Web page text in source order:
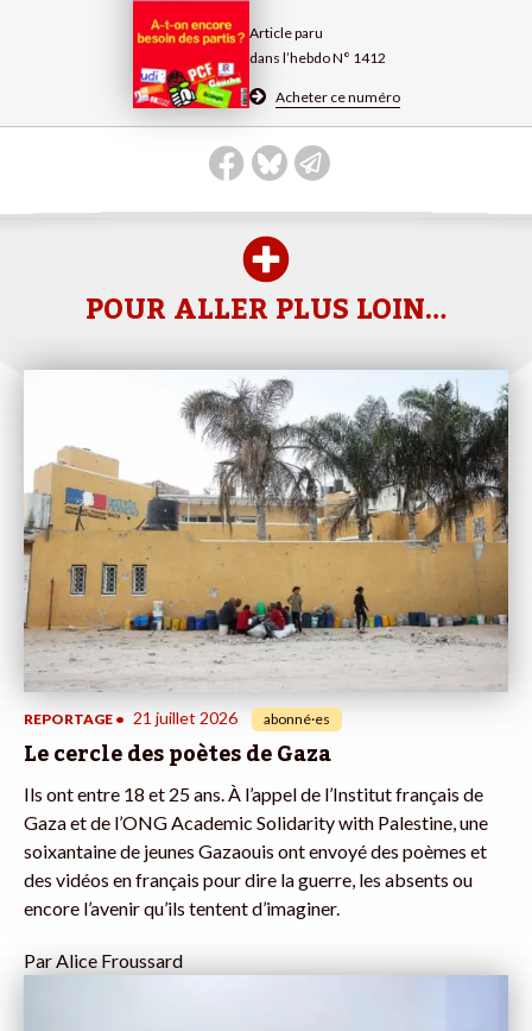
Article paru
dans l’hebdo N° 1412
Acheter ce numéro
POUR ALLER PLUS LOIN…
REPORTAGE • 21 juillet 2026 abonné·es
Le cercle des poètes de Gaza
Ils ont entre 18 et 25 ans. À l’appel de l’Institut français de
Gaza et de l’ONG Academic Solidarity with Palestine, une
soixantaine de jeunes Gazaouis ont envoyé des poèmes et
des vidéos en français pour dire la guerre, les absents ou
encore l’avenir qu’ils tentent d’imaginer.
ParAlice Froussard